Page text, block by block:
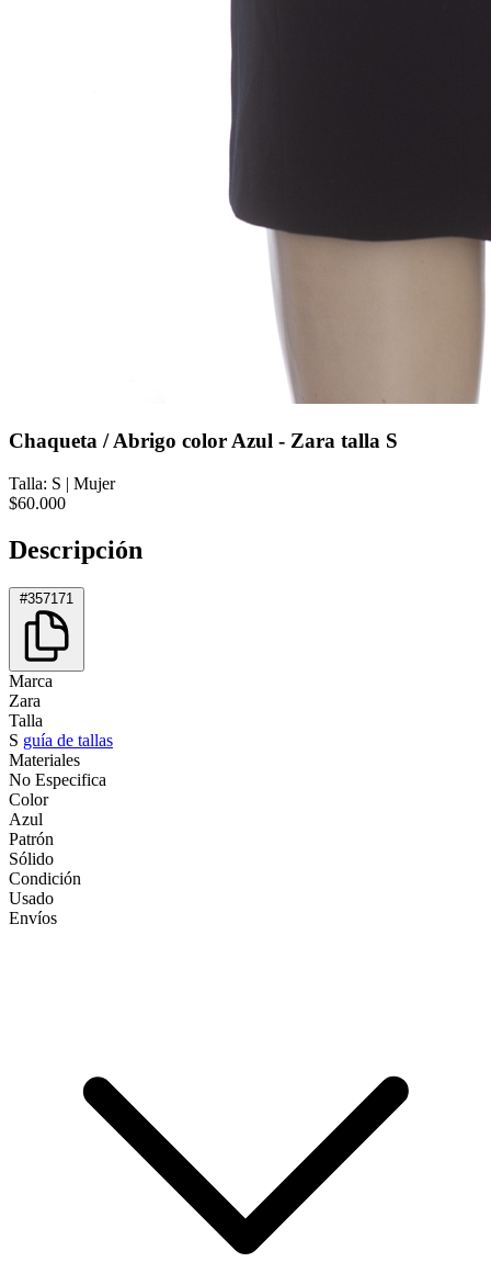
Chaqueta / Abrigo color Azul - Zara talla S
Talla: S | Mujer
$60.000
Descripción
#357171
Marca
Zara
Talla
S guía de tallas
Materiales
No Especifica
Color
Azul
Patrón
Sólido
Condición
Usado
Envíos